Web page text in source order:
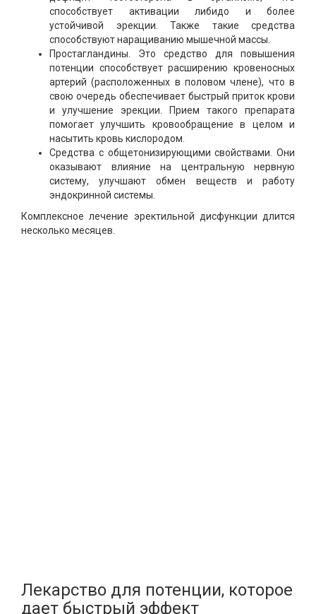
способствует активации либидо и более
устойчивой эрекции. Также такие средства
способствуют наращиванию мышечной массы.
Простагландины. Это средство для повышения
потенции способствует расширению кровеносных
артерий (расположенных в половом члене), что в
свою очередь обеспечивает быстрый приток крови
и улучшение эрекции. Прием такого препарата
помогает улучшить кровообращение в целом и
насытить кровь кислородом.
Средства с общетонизирующими свойствами. Они
оказывают влияние на центральную нервную
систему, улучшают обмен веществ и работу
эндокринной системы.
Комплексное лечение эректильной дисфункции длится
несколько месяцев.
Лекарство для потенции, которое
дает быстрый эффект